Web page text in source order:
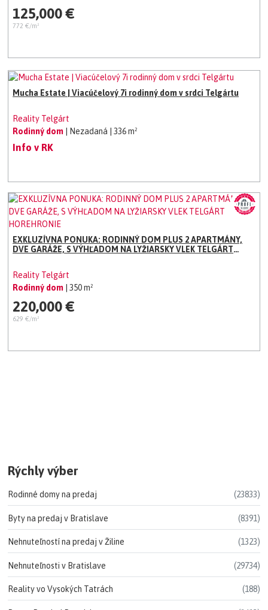
125,000 €
772 €/m²
Mucha Estate | Viacúčelový 7i rodinný dom v srdci Telgártu
Reality Telgárt
Rodinný dom | Nezadaná | 336 m²
Info v RK
EXKLUZÍVNA PONUKA: RODINNÝ DOM PLUS 2 APARTMÁNY,
DVE GARÁŽE, S VÝHĽADOM NA LYŽIARSKY VLEK TELGÁRT
Reality Telgárt
Rodinný dom
| 350 m²
220,000 €
629 €/m²
Rýchly výber
Rodinné domy na predaj (23833)
Byty na predaj v Bratislave (8391)
Nehnuteľností na predaj v Žiline (1323)
Nehnuteľnosti v Bratislave (29734)
Reality vo Vysokých Tatrách (188)